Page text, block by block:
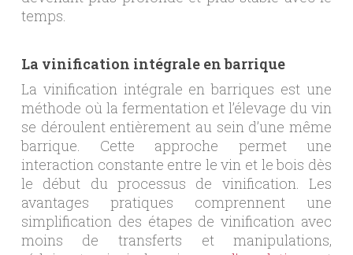
temps.
La vinification intégrale en barrique
La vinification intégrale en barriques est une
méthode où la fermentation et l’élevage du vin
se déroulent entièrement au sein d’une même
barrique. Cette approche permet une
interaction constante entre le vin et le bois dès
le début du processus de vinification. Les
avantages pratiques comprennent une
simplification des étapes de vinification avec
moins de transferts et manipulations,